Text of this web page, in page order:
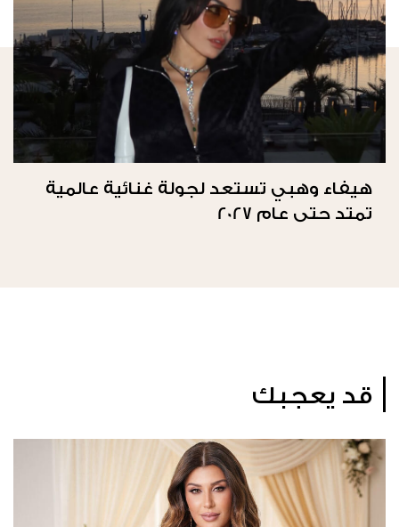
هيفاء وهبي تستعد لجولة غنائية عالمية
تمتد حتى عام 2027
قد يعجبك